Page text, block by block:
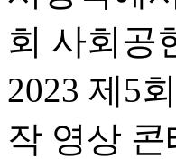
회 사회공
2023 제5
작 영상